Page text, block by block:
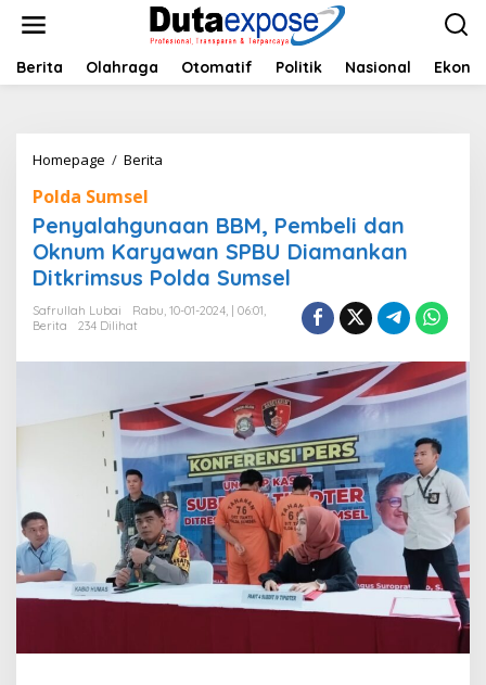
t
Berita Olahraga Otomatif Politik Nasional
Homepage / Berita
y
a
l
a
g
n
B
B
M
,
P
e
m
b
e
l
Polda Sumsel
Penyalahgunaan BBM, Pembeli dan
Oknum Karyawan SPBU Diamankan
Ditkrimsus Polda Sumsel
Safrullah Lubai
Rabu, 10-01-2024, | 06:01,
Berita
234 Dilihat